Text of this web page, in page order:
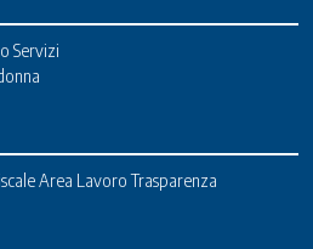
Servizi
Area Lavoro Trasparenza